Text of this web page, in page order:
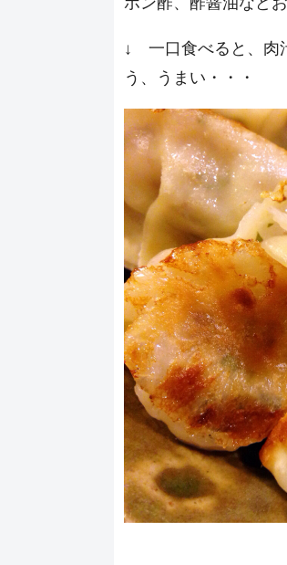
↓ 一口食べると、肉
う、うまい・・・